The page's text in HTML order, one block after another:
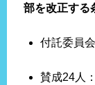
部を改正する
付託委員
賛成24人